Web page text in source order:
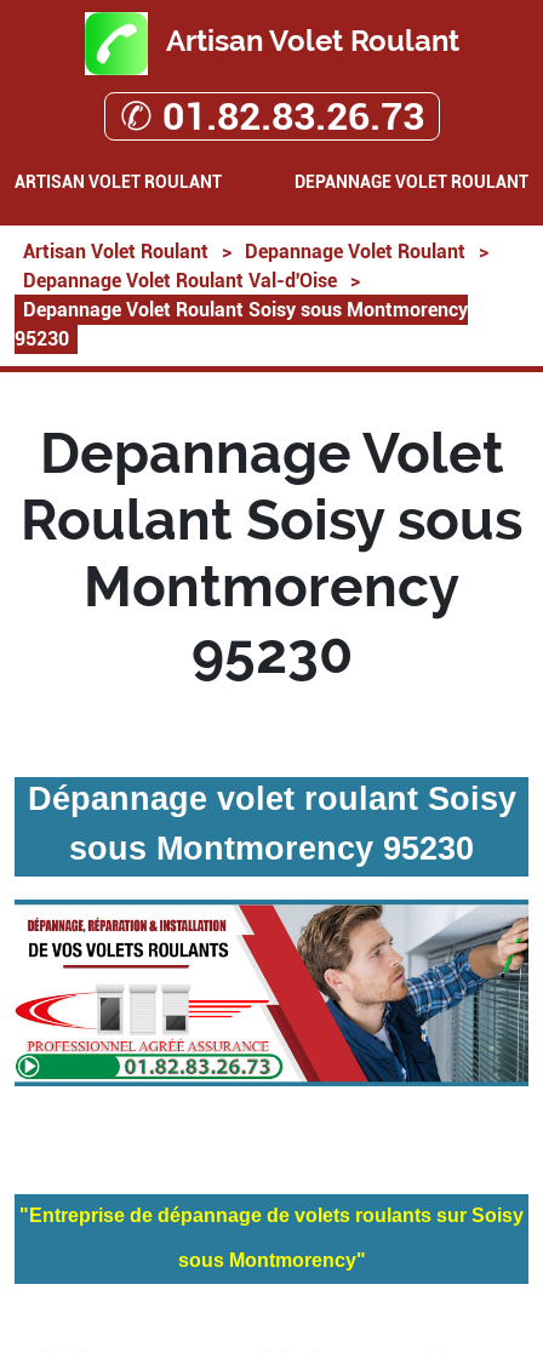
Artisan Volet Roulant
✆ 01.82.83.26.73
ARTISAN VOLET ROULANT DEPANNAGE VOLET ROULANT
Artisan Volet Roulant > Depannage Volet Roulant
>
Depannage Volet Roulant Val-d'Oise
>
Depannage Volet Roulant Soisy sous Montmorency
95230
Depannage Volet
Roulant Soisy sous
Montmorency
95230
Dépannage volet roulant Soisy
sous Montmorency 95230
"Entreprise de dépannage de volets roulants sur Soisy
sous Montmorency"